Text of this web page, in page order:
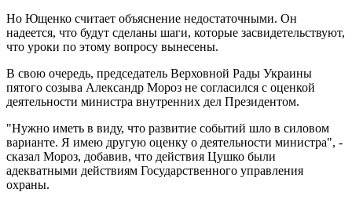
Но Ющенко считает объяснение недостаточными. Он
надеется, что будут сделаны шаги, которые засвидетельствуют,
что уроки по этому вопросу вынесены.
В свою очередь, председатель Верховной Рады Украины
пятого созыва Александр Мороз не согласился с оценкой
деятельности министра внутренних дел Президентом.
"Нужно иметь в виду, что развитие событий шло в силовом
варианте. Я имею другую оценку о деятельности министра", -
сказал Мороз, добавив, что действия Цушко были
адекватными действиям Государственного управления
охраны.